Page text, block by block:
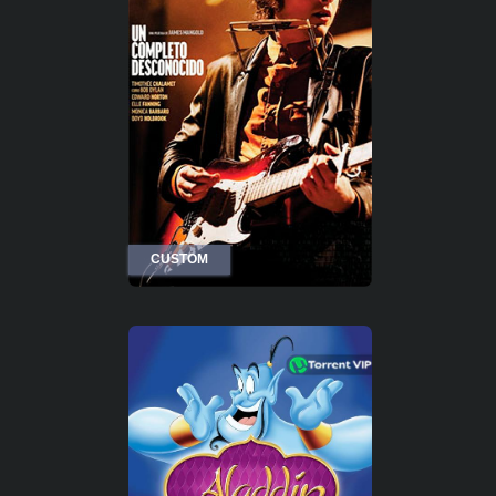
CUSTOM